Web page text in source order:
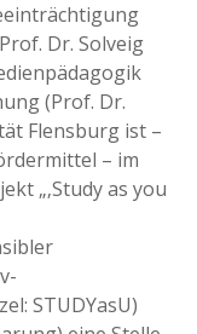
Dr. Solveig
(Prof. Dr.
Flensburg ist –
– im
„‚Study as you
STUDYasU)